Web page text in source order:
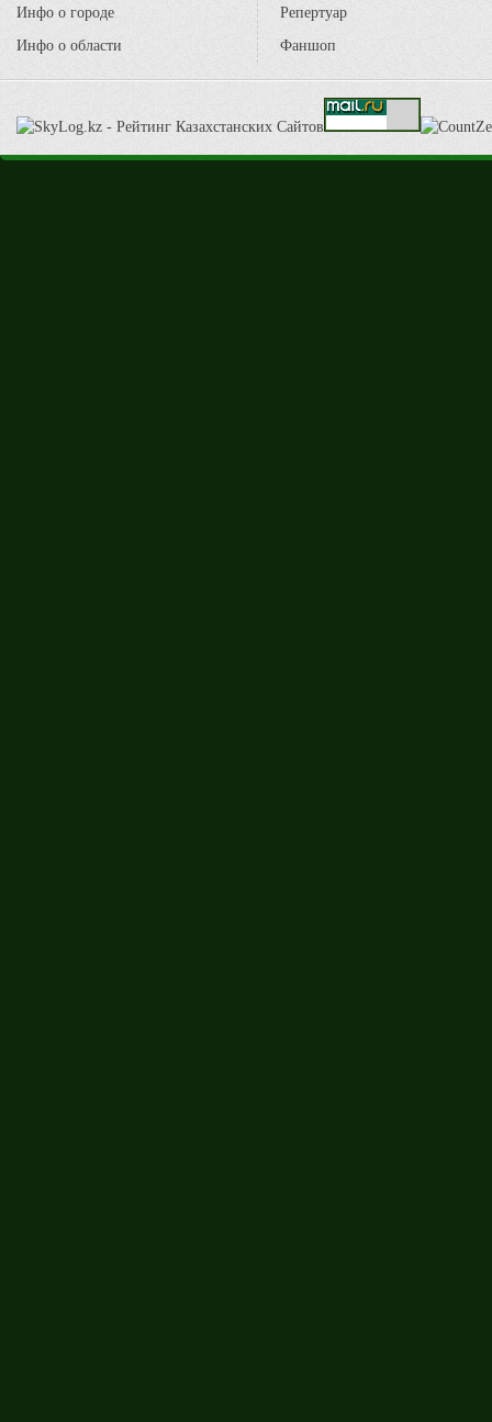
Инфо о городе
Инфо о области
Репертуар
Фаншоп